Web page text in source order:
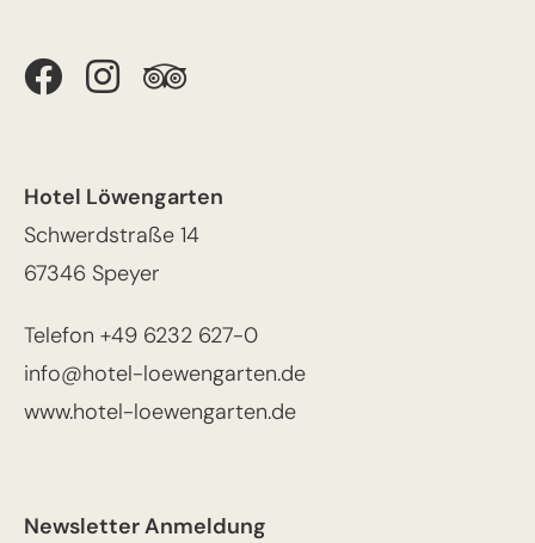
Hotel Löwengarten
Schwerdstraße 14
67346 Speyer
Telefon +49 6232 627-0
info@hotel-loewengarten.de
www.hotel-loewengarten.de
Newsletter Anmeldung